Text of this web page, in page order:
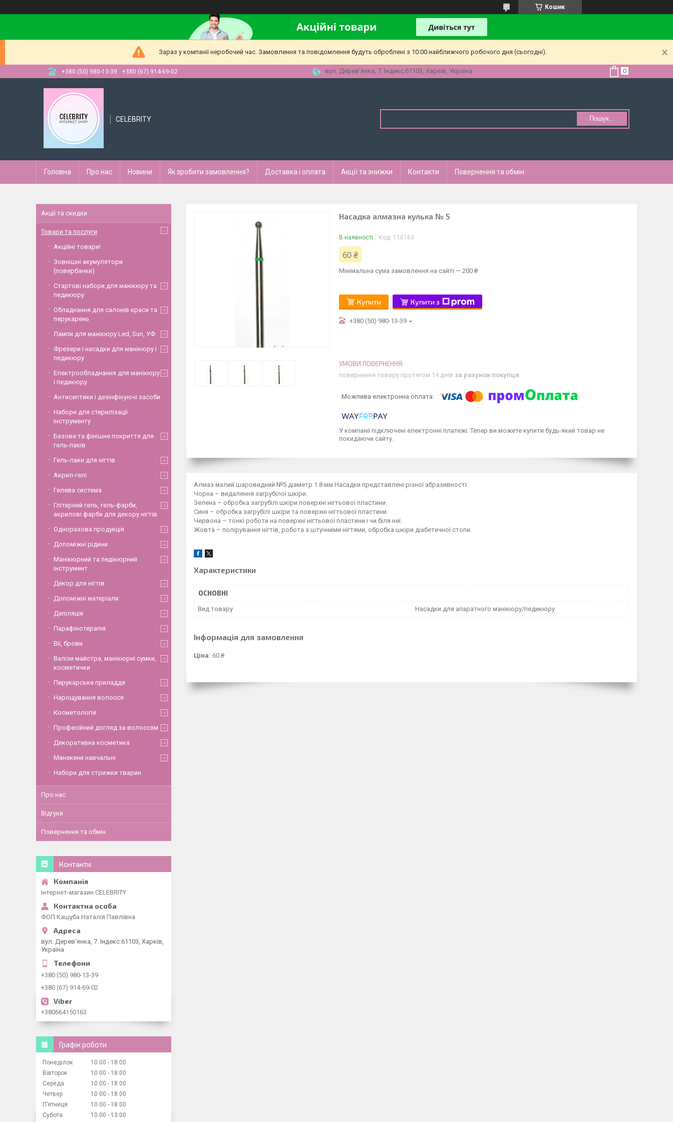
Кошик
Зараз у компанії неробочий час. Замовлення та повідомлення будуть оброблені з 10:00 найближчого робочого дня (сьогодні).
+380 (50) 980-13-39 +380 (67) 914-69-02 вул. Дерев'янка, 7. Індекс:61103, Харків, Україна
CELEBRITY Пошук...
Головна Про нас Новини Як зробити замовлення? Доставка і оплата Акції та знижки Контакти Повернення та обмін
Насадка алмазна кулька № 5
В наявності Код: 110163
60 ₴
Мінімальна сума замовлення на сайті — 200 ₴
Купити Купити з
+380 (50) 980-13-39
повернення товару протягом 14 днів за рахунок покупця
У компанії підключені електронні платежі. Тепер ви можете купити будь-який товар не
покидаючи сайту.
Алмаз малий шаровидний №5 діаметр 1.8 мм Насадки представлені різної абразивності:
Чорна – видалення загрубілої шкіри.
Зелена – обробка загрубілі шкіри поверхні нігтьової пластини.
Синя – обробка загрубілі шкіри та поверхні нігтьової пластини.
Червона – тонкі роботи на поверхні нігтьової пластини і чи біля неї.
Жовта – полірування нігтів, робота з штучними нігтями, обробка шкіри діабетичної стопи.
Характеристики
ОСНОВНІ
Вид товару Насадки для апаратного манікюру/педикюру
Інформація для замовлення
Ціна: 60 ₴
Акції та скидки
Товари та послуги
Акційні товари!
Зовнішні акумулятори
(повербанки)
Стартові набори для манікюру та
педикюру
Обладнання для салонів краси та
перукарень
Лампи для манікюру Led, Sun, УФ
Фрезери і насадки для манікюру і
педикюру
Електрообладнання для манікюру
і педикюру
Антисептики і дезінфікуючі засоби
Набори для стерилізації
інструменту
Базове та фінішне покриття для
гель-лаків
Гель-лаки для нігтів
Акрил-гелі
Гелева система
Глітерний гель, гель-фарби,
акрилові фарби для декору нігтів
Одноразова продукція
Допоміжні рідини
Манікюрний та педікюрний
інструмент
Декор для нігтів
Допоміжні матеріали
Депіляція
Парафінотерапія
Вії, брови
Валізи майстра, манікюрні сумки,
косметички
Перукарське приладдя
Нарощування волосся
Косметологія
Професійний догляд за волоссям
Декоративна косметика
Манекени навчальні
Набори для стрижки тварин
Про нас
Відгуки
Повернення та обмін
Контакти
Інтернет-магазин CELEBRITY
ФОП Кашуба Наталія Павлівна
вул. Дерев'янка, 7. Індекс:61103, Харків,
Україна
+380 (50) 980-13-39
+380 (67) 914-69-02
+380664150163
Графік роботи
Понеділок 10:00
18:00
Вівторок
10:00
18:00
Середа
10:00
18:00
Четвер
10:00
18:00
Пʼятниця
10:00
18:00
Субота
10:00 13:00